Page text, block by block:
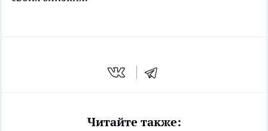
Читайте также: